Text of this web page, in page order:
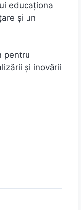
educațional
și un
pentru
și inovării